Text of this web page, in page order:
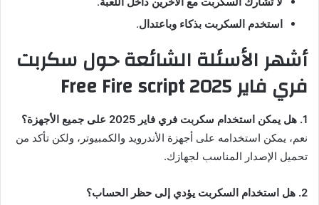
استخدم السكربت بذكاء وباعتدال.
أشهر الأسئلة الشائعة حول سكربت
فري فاير 2025 Free Fire script
1. هل يمكن استخدام سكربت فري فاير 2025 على جميع الأجهزة؟
نعم، يمكن استخدامه على أجهزة الأندرويد والكمبيوتر، ولكن تأكد من
تحميل الإصدار المناسب لجهازك.
2. هل استخدام السكربت يؤدي إلى حظر الحساب؟